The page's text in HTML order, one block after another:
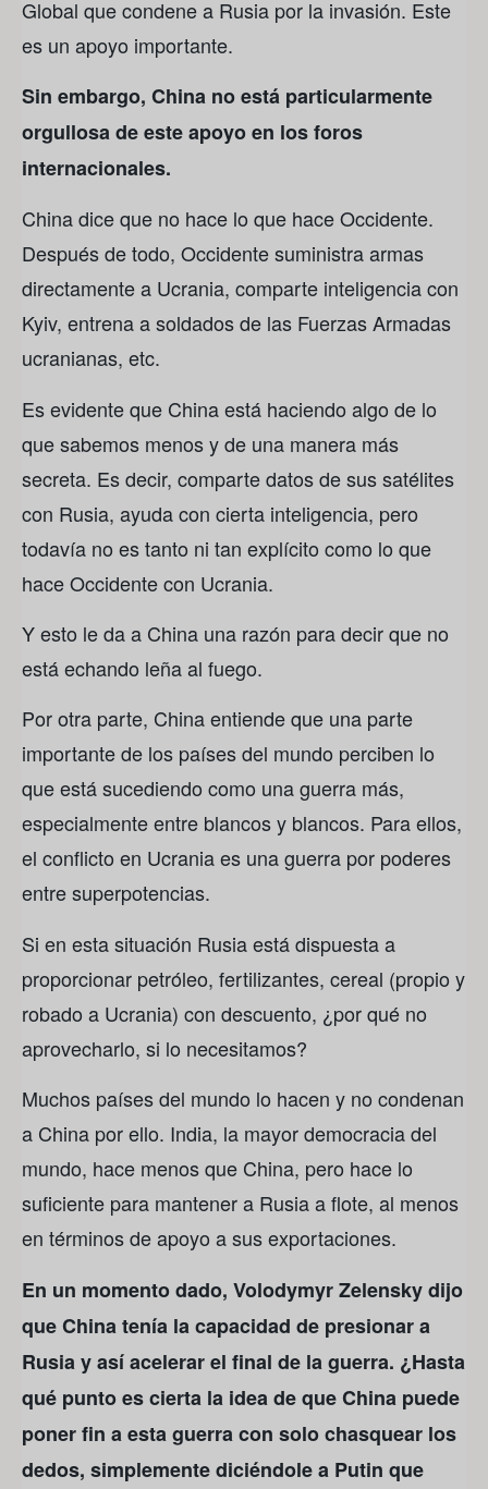
Global que condene a Rusia por la invasión. Este
es un apoyo importante.
Sin embargo, China no está particularmente
orgullosa de este apoyo en los foros
internacionales.
China dice que no hace lo que hace Occidente.
Después de todo, Occidente suministra armas
directamente a Ucrania, comparte inteligencia con
Kyiv, entrena a soldados de las Fuerzas Armadas
ucranianas, etc.
Es evidente que China está haciendo algo de lo
que sabemos menos y de una manera más
secreta. Es decir, comparte datos de sus satélites
con Rusia, ayuda con cierta inteligencia, pero
todavía no es tanto ni tan explícito como lo que
hace Occidente con Ucrania.
Y esto le da a China una razón para decir que no
está echando leña al fuego.
Por otra parte, China entiende que una parte
importante de los países del mundo perciben lo
que está sucediendo como una guerra más,
especialmente entre blancos y blancos. Para ellos,
el conflicto en Ucrania es una guerra por poderes
entre superpotencias.
Si en esta situación Rusia está dispuesta a
proporcionar petróleo, fertilizantes, cereal (propio y
robado a Ucrania) con descuento, ¿por qué no
aprovecharlo, si lo necesitamos?
Muchos países del mundo lo hacen y no condenan
a China por ello. India, la mayor democracia del
mundo, hace menos que China, pero hace lo
suficiente para mantener a Rusia a flote, al menos
en términos de apoyo a sus exportaciones.
En un momento dado, Volodymyr Zelensky dijo
que China tenía la capacidad de presionar a
Rusia y así acelerar el final de la guerra. ¿Hasta
qué punto es cierta la idea de que China puede
poner fin a esta guerra con solo chasquear los
dedos, simplemente diciéndole a Putin que